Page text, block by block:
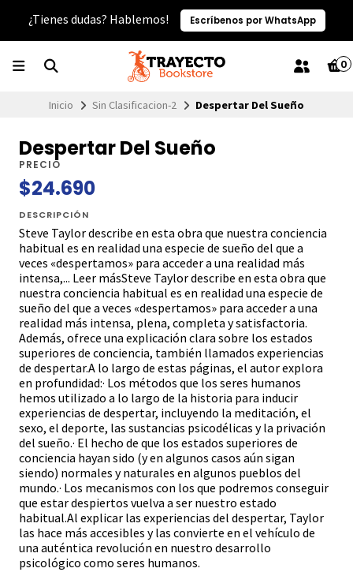
¿Tienes dudas? Hablemos! Escríbenos por WhatsApp
0
Inicio Sin Clasificacion-2 Despertar Del Sueño
Despertar Del Sueño
PRECIO
$24.690
DESCRIPCIÓN
Steve Taylor describe en esta obra que nuestra conciencia
habitual es en realidad una especie de sueño del que a
veces «despertamos» para acceder a una realidad más
intensa,... Leer másSteve Taylor describe en esta obra que
nuestra conciencia habitual es en realidad una especie de
sueño del que a veces «despertamos» para acceder a una
realidad más intensa, plena, completa y satisfactoria.
Además, ofrece una explicación clara sobre los estados
superiores de conciencia, también llamados experiencias
de despertar.A lo largo de estas páginas, el autor explora
en profundidad:· Los métodos que los seres humanos
hemos utilizado a lo largo de la historia para inducir
experiencias de despertar, incluyendo la meditación, el
sexo, el deporte, las sustancias psicodélicas y la privación
del sueño.· El hecho de que los estados superiores de
conciencia hayan sido (y en algunos casos aún sigan
siendo) normales y naturales en algunos pueblos del
mundo.· Los mecanismos con los que podremos conseguir
que estar despiertos vuelva a ser nuestro estado
habitual.Al explicar las experiencias del despertar, Taylor
las hace más accesibles y las convierte en el vehículo de
una auténtica revolución en nuestro desarrollo
psicológico como seres humanos.